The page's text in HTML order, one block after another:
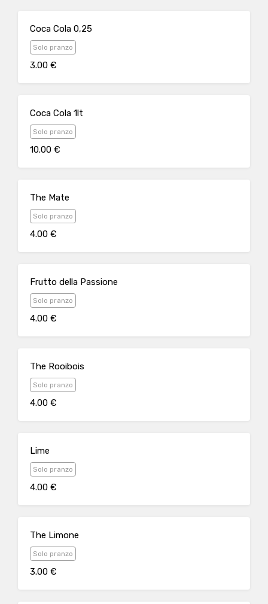
Coca Cola 0,25
Solo pranzo
3.00 €
Coca Cola 1lt
Solo pranzo
10.00 €
The Mate
Solo pranzo
4.00 €
Frutto della Passione
Solo pranzo
4.00 €
The Rooibois
Solo pranzo
4.00 €
Lime
Solo pranzo
4.00 €
The Limone
Solo pranzo
3.00 €